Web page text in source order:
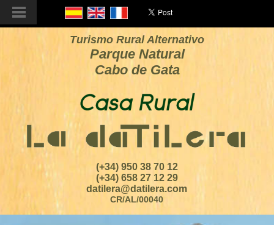
Turismo Rural Alternativo
Parque Natural
Cabo de Gata
(+34) 950 38 70 12
(+34) 658 27 12 29
datilera@datilera.com
CR/AL/00040